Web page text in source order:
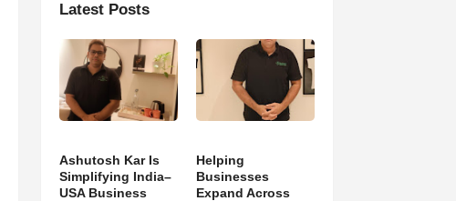
Latest Posts
Ashutosh Kar Is
Simplifying India–
USA Business
Helping
Businesses
Expand Across